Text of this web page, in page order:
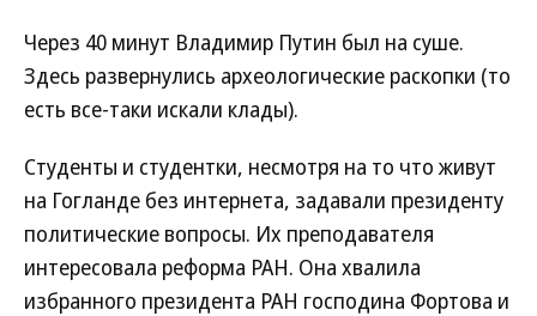
Через 40 минут Владимир Путин был на суше.
Здесь развернулись археологические раскопки (то
есть все-таки искали клады).
Студенты и студентки, несмотря на то что живут
на Гогланде без интернета, задавали президенту
политические вопросы. Их преподавателя
интересовала реформа РАН. Она хвалила
избранного президента РАН господина Фортова и